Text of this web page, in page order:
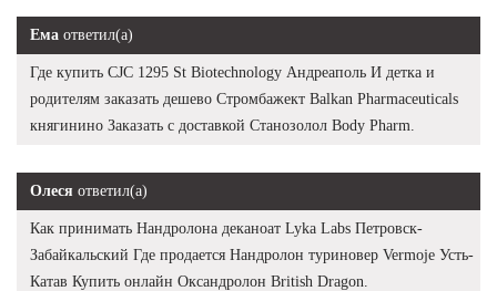
Ема ответил(а)
Где купить CJC 1295 St Biotechnology Андреаполь И детка и
родителям заказать дешево Стромбажект Balkan Pharmaceuticals
княгинино Заказать с доставкой Станозолол Body Pharm.
Олеся ответил(а)
Как принимать Нандролона деканоат Lyka Labs Петровск-
Забайкальский Где продается Нандролон туриновер Vermoje Усть-
Катав Купить онлайн Оксандролон British Dragon.